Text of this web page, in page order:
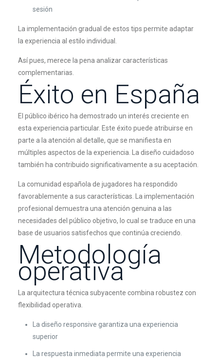
sesión
La implementación gradual de estos tips permite adaptar
la experiencia al estilo individual.
Así pues, merece la pena analizar características
complementarias.
Éxito en España
El público ibérico ha demostrado un interés creciente en
esta experiencia particular. Este éxito puede atribuirse en
parte a la atención al detalle, que se manifiesta en
múltiples aspectos de la experiencia. La diseño cuidadoso
también ha contribuido significativamente a su aceptación.
La comunidad española de jugadores ha respondido
favorablemente a sus características. La implementación
profesional demuestra una atención genuina a las
necesidades del público objetivo, lo cual se traduce en una
base de usuarios satisfechos que continúa creciendo.
Metodología
operativa
La arquitectura técnica subyacente combina robustez con
flexibilidad operativa.
La diseño responsive garantiza una experiencia
superior
La respuesta inmediata permite una experiencia